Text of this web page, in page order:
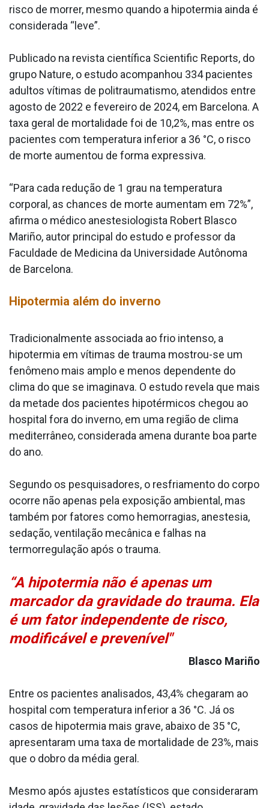
risco de morrer, mesmo quando a hipotermia ainda é
considerada “leve”.
Publicado na revista científica Scientific Reports, do
grupo Nature, o estudo acompanhou 334 pacientes
adultos vítimas de politraumatismo, atendidos entre
agosto de 2022 e fevereiro de 2024, em Barcelona. A
taxa geral de mortalidade foi de 10,2%, mas entre os
pacientes com temperatura inferior a 36 °C, o risco
de morte aumentou de forma expressiva.
“Para cada redução de 1 grau na temperatura
corporal, as chances de morte aumentam em 72%”,
afirma o médico anestesiologista Robert Blasco
Mariño, autor principal do estudo e professor da
Faculdade de Medicina da Universidade Autônoma
de Barcelona.
Hipotermia além do inverno
Tradicionalmente associada ao frio intenso, a
hipotermia em vítimas de trauma mostrou-se um
fenômeno mais amplo e menos dependente do
clima do que se imaginava. O estudo revela que mais
da metade dos pacientes hipotérmicos chegou ao
hospital fora do inverno, em uma região de clima
mediterrâneo, considerada amena durante boa parte
do ano.
Segundo os pesquisadores, o resfriamento do corpo
ocorre não apenas pela exposição ambiental, mas
também por fatores como hemorragias, anestesia,
sedação, ventilação mecânica e falhas na
termorregulação após o trauma.
“A hipotermia não é apenas um
marcador da gravidade do trauma. Ela
é um fator independente de risco,
modificável e prevenível"
Blasco Mariño
Entre os pacientes analisados, 43,4% chegaram ao
hospital com temperatura inferior a 36 °C. Já os
casos de hipotermia mais grave, abaixo de 35 °C,
apresentaram uma taxa de mortalidade de 23%, mais
que o dobro da média geral.
Mesmo após ajustes estatísticos que consideraram